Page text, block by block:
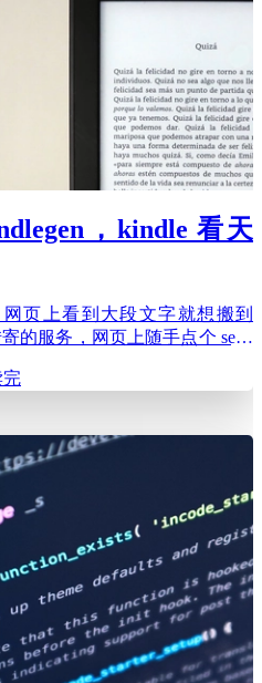
，kindle 看天
页上看到大段文字就想搬到
的服务，网页上随手点个 send
看了，多看的推
完